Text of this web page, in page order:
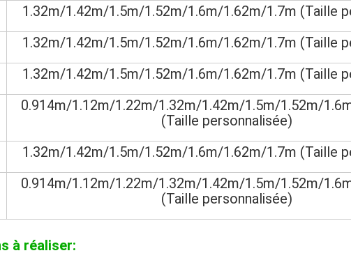
1.32m/1.42m/1.5m/1.52m/1.6m/1.62m/1.7m (Taille
1.32m/1.42m/1.5m/1.52m/1.6m/1.62m/1.7m (Taille
1.32m/1.42m/1.5m/1.52m/1.6m/1.62m/1.7m (Taille
0.914m/1.12m/1.22m/1.32m/1.42m/1.5m/1.52m/
(Taille personnalisée)
1.32m/1.42m/1.5m/1.52m/1.6m/1.62m/1.7m (Taille
0.914m/1.12m/1.22m/1.32m/1.42m/1.5m/1.52m/
(Taille personnalisée)
à réaliser: